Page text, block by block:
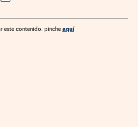
este contenido, pinche aquí